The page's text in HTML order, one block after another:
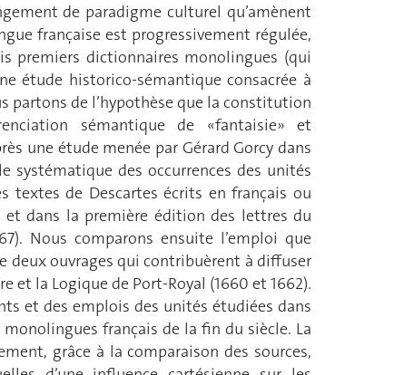
de paradigme culturel qu’amènent
française est progressivement régulée,
premiers dictionnaires monolingues (qui
étude historico-sémantique consacrée à
partons de l’hypothèse que la constitution
sémantique de «fantaisie» et
une étude menée par Gérard Gorcy dans
systématique des occurrences des unités
textes de Descartes écrits en français ou
et dans la première édition des lettres du
Nous comparons ensuite l’emploi que
deux ouvrages qui contribuèrent à diffuser
et la Logique de Port-Royal (1660 et 1662).
et des emplois des unités étudiées dans
français de la fin du siècle. La
grâce à la comparaison des sources,